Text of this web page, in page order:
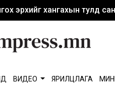
эрхийг хангахын тулд
ВИДЕО ЯРИЛЦЛАГА